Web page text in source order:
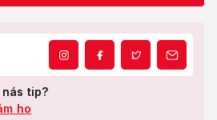
tip?
ho